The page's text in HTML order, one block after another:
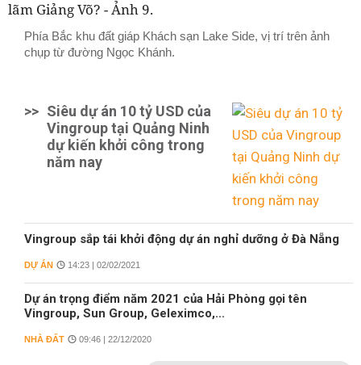
Phía Bắc khu đất giáp Khách sạn Lake Side, vị trí trên ảnh
chụp từ đường Ngọc Khánh.
>> Siêu dự án 10 tỷ USD của
Vingroup tại Quảng Ninh
dự kiến khởi công trong
năm nay
Vingroup sắp tái khởi động dự án nghỉ dưỡng ở Đà Nẵng
DỰ ÁN 14:23 | 02/02/2021
Dự án trọng điểm năm 2021 của Hải Phòng gọi tên
Vingroup, Sun Group, Geleximco,...
NHÀ ĐẤT 09:46 | 22/12/2020